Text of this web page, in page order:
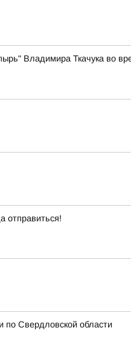
Владимира Ткачука во
отправиться!
по Свердловской области